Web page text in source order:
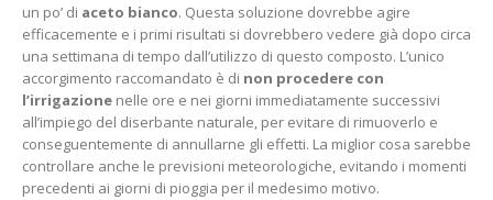
un po’ di aceto bianco. Questa soluzione dovrebbe agire
efficacemente e i primi risultati si dovrebbero vedere già dopo circa
una settimana di tempo dall’utilizzo di questo composto. L’unico
accorgimento raccomandato è di non procedere con
l’irrigazione nelle ore e nei giorni immediatamente successivi
all’impiego del diserbante naturale, per evitare di rimuoverlo e
conseguentemente di annullarne gli effetti. La miglior cosa sarebbe
controllare anche le previsioni meteorologiche, evitando i momenti
precedenti ai giorni di pioggia per il medesimo motivo.